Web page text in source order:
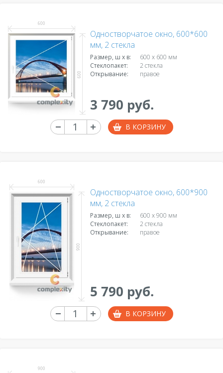
600
600
Одностворчатое окно, 600*600
мм, 2 стекла
Размер, ш х в:
600 x 600 мм
Стеклопакет:
2 стекла
Открывание:
правое
3 790 руб.
В КОРЗИНУ
600
900
Одностворчатое окно, 600*900
мм, 2 стекла
Размер, ш х в:
600 x 900 мм
Стеклопакет:
2 стекла
Открывание:
правое
5 790 руб.
В КОРЗИНУ
900